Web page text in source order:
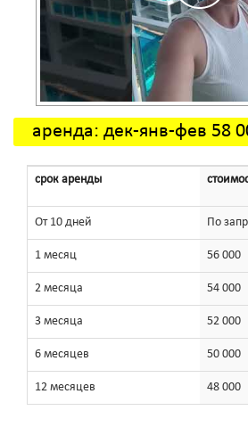
аренда: дек-янв-фев 58
срок аренды
От 10 дней
1 месяц
2 месяца
3 месяца
6 месяцев
12 месяцев
По
56 000
54 000
52 000
50 000
48 000